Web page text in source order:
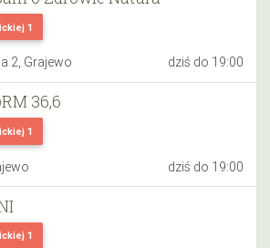
1
2, Grajewo dziś do 19:00
1
36,6
dziś do 19:00
1